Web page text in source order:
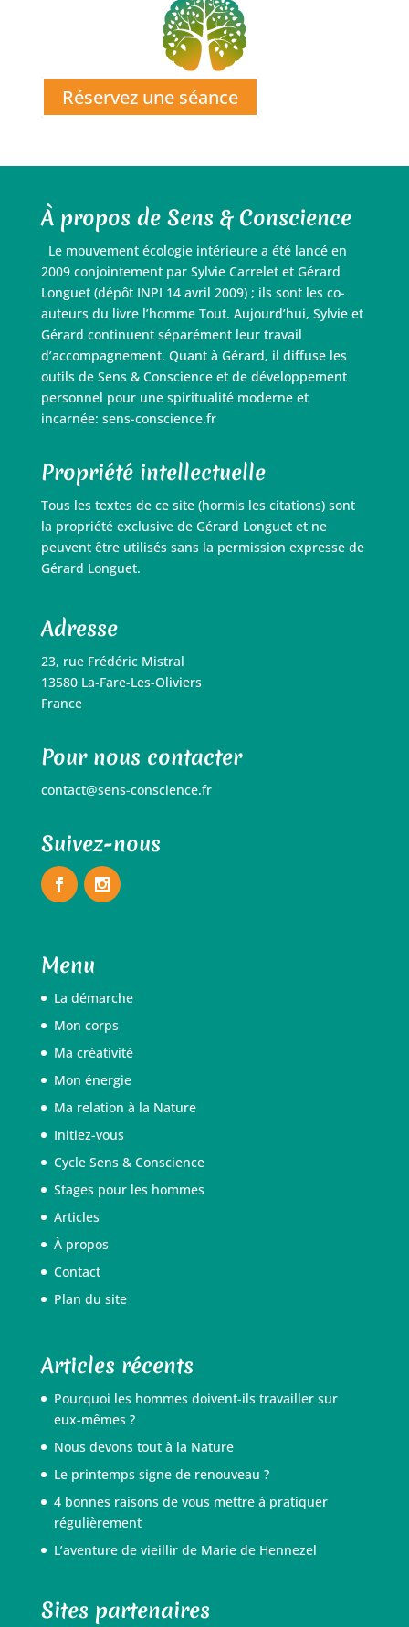
Réservez une séance
À propos de Sens & Conscience
Le mouvement écologie intérieure a été lancé en
2009 conjointement par Sylvie Carrelet et Gérard
Longuet (dépôt INPI 14 avril 2009) ; ils sont les co-
auteurs du livre l’homme Tout. Aujourd’hui, Sylvie et
Gérard continuent séparément leur travail
d’accompagnement. Quant à Gérard, il diffuse les
outils de Sens & Conscience et de développement
personnel pour une spiritualité moderne et
incarnée: sens-conscience.fr
Propriété intellectuelle
Tous les textes de ce site (hormis les citations) sont
la propriété exclusive de Gérard Longuet et ne
peuvent être utilisés sans la permission expresse de
Gérard Longuet.
Adresse
23, rue Frédéric Mistral
13580 La-Fare-Les-Oliviers
France
Pour nous contacter
contact@sens-conscience.fr
Suivez-nous
Menu
La démarche
Mon corps
Ma créativité
Mon énergie
Ma relation à la Nature
Initiez-vous
Cycle Sens & Conscience
Stages pour les hommes
Articles
À propos
Contact
Plan du site
Articles récents
Pourquoi les hommes doivent-ils travailler sur
eux-mêmes ?
Nous devons tout à la Nature
Le printemps signe de renouveau ?
4 bonnes raisons de vous mettre à pratiquer
régulièrement
L’aventure de vieillir de Marie de Hennezel
Sites partenaires